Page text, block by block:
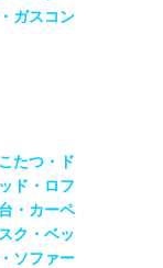
ガスコン
たつ・ド
ド・ロフ
・カーペ
ク・ベッ
ソファー